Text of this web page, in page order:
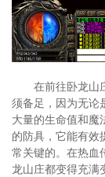
在前往卧龙山
须备足，因为无论
大量的生命值和魔
的防具，它能有效
常关键的。在热血
龙山庄都变得充满